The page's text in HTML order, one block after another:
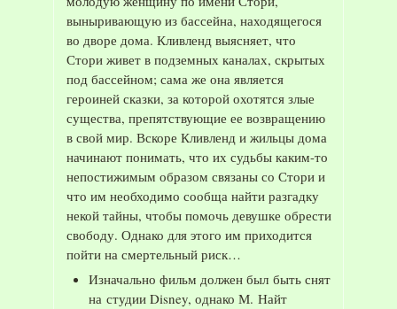
выныривающую из бассейна, находящегося
во дворе дома. Кливленд выясняет, что
Стори живет в подземных каналах, скрытых
под бассейном; сама же она является
героиней сказки, за которой охотятся злые
существа, препятствующие ее возвращению
в свой мир. Вскоре Кливленд и жильцы дома
начинают понимать, что их судьбы каким-то
непостижимым образом связаны со Стори и
что им необходимо сообща найти разгадку
некой тайны, чтобы помочь девушке обрести
свободу. Однако для этого им приходится
пойти на смертельный риск…
Изначально фильм должен был быть снят
на студии Disney, однако М. Найт